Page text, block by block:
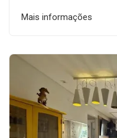
Mais informações